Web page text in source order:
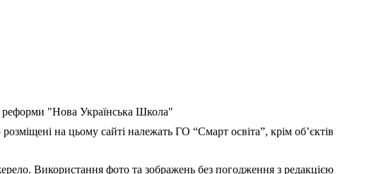
реформи "Нова Українська Школа"
на цьому сайті належать ГО “Смарт освіта”, крім об’єктів
Використання фото та зображень без погодження з редакцією